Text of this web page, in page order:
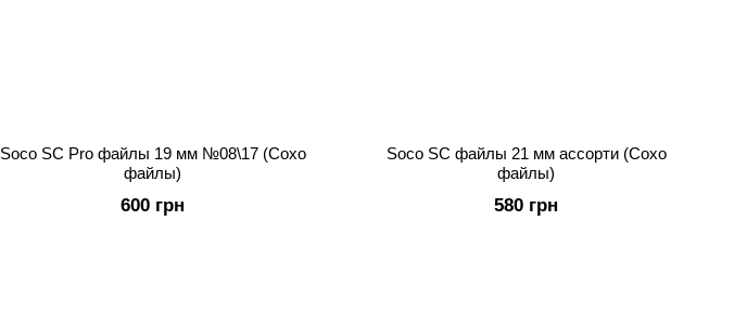
Soco SC Pro файлы 19 мм №08\17 (Сохо
файлы)
600 грн
Soco SC файлы 21 мм ассорти (Сохо
файлы)
580 грн